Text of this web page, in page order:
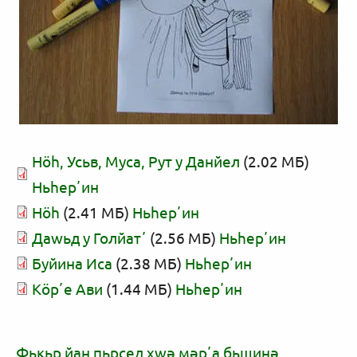
Нӧһ, Усьв, Муса, Рут у Данйел (2.02 МБ)
Ньһерʼин
Нӧһ (2.41 МБ) Ньһерʼин
Даwьд у Голйатʼ (2.56 МБ) Ньһерʼин
Буйина Иса (2.38 МБ) Ньһерʼин
Кӧрʼе Ави (1.44 МБ) Ньһерʼин
Фькьр йан пьрсед xwә мәрʼа бьшинә